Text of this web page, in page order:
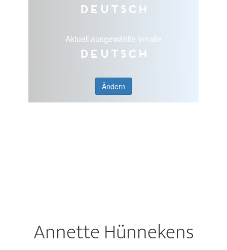
Deutsch
Aktuell ausgewählte Inhalte
Deutsch
Ändern
Annette Hünnekens